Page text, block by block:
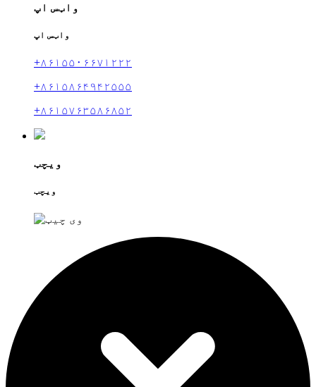
واټس اپ
واټس اپ
+۸۶۱۵۵۰۶۶۷۱۲۲۲
+۸۶۱۵۸۶۴۹۴۲۵۵۵
+۸۶۱۵۷۶۳۵۸۶۸۵۲
ویچټ
ویچټ